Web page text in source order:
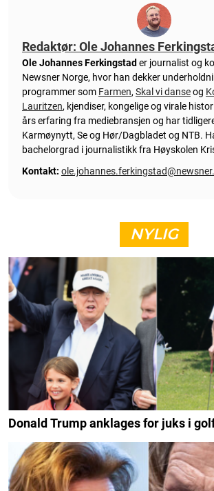
Redaktør: Ole Johannes
Ole Johannes Ferkingstad er journalist og
Newsner Norge, hvor han dekker
programmer som Farmen, Skal vi danseog
Lauritzen, kjendiser, kongelige og virale
års erfaring fra mediebransjen og har
Karmøynytt, Se og Hør/Dagbladet og NTB.
bachelorgrad i journalistikk fra Høyskolen
Kontakt:
NYLIG
Donald Trump anklages for juks i